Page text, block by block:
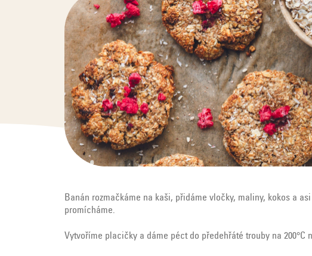
Banán rozmačkáme na kaši, přidáme vločky, maliny, kokos a
promícháme.
Vytvoříme placičky a dáme péct do předehřáté trouby na 200°C